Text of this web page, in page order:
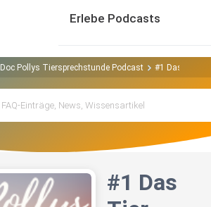
Erlebe Podcasts
Doc Pollys Tiersprechstunde Podcast #1 Das Tier
#1 Das